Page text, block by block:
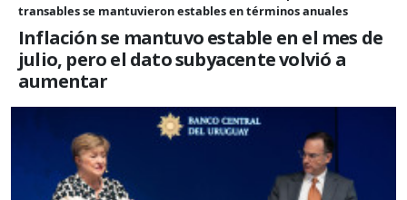
transables se mantuvieron estables en términos anuales
Inflación se mantuvo estable en el mes de
julio, pero el dato subyacente volvió a
aumentar